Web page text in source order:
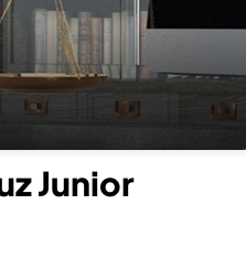
Junior